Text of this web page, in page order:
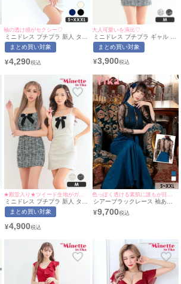
袖の透け感がセクシー♡
ミニドレス プチプラ 新人 タイ
ト 長袖 シアー 低身長 胸元隠
し ストライプ クリーム キャバ
XXXLサイズ対応) | myMinette/
まとめ買い対象
¥4,290
大人可愛いを演出♡
ミニドレス プチプラ ギャル タ
イト ツイード 低身長 ビジュー
リボン ブラック 韓国風 キャバ
用/Mサイズ対応) | myMinette/
まとめ買い対象
¥3,900
★殿堂入り★ツイード生地がガーリー♡
ミニドレス プチプラ 新人 タイ
ト ツイード ワンピース 韓国ド
レス キャミソール 低身長 リボ
レス (あおぽん・れいたぴ着
まとめ買い対象
¥4,900
シアーブラックレース 袖あり
七分袖 バストジップ 谷間見せ
ウエストリボン ストレッチ バ
[Tika/ティカ]
¥9,700